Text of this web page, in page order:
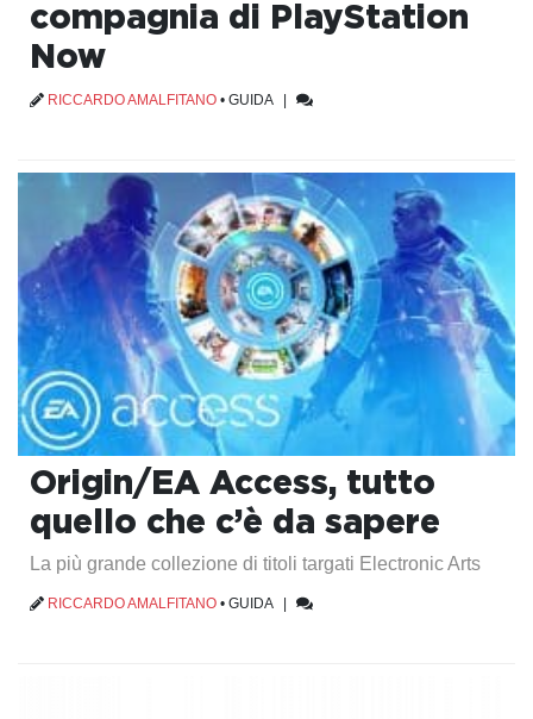
compagnia di PlayStation
Now
RICCARDO AMALFITANO • GUIDA|
Origin/EA Access, tutto
quello che c’è da sapere
La più grande collezione di titoli targati Electronic Arts
RICCARDO AMALFITANO • GUIDA|